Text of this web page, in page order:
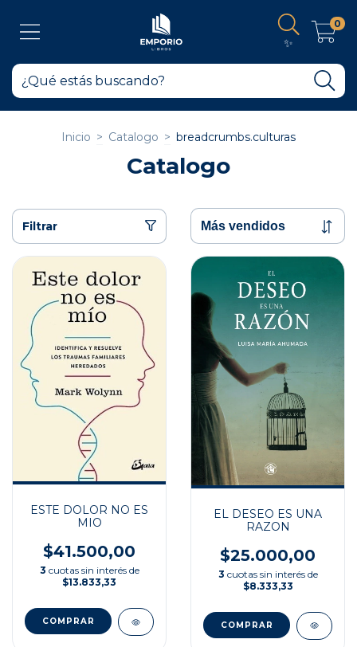
✨
0
Inicio > Catalogo > breadcrumbs.culturas
Catalogo
Filtrar
ESTE DOLOR NO ES
MIO
$41.500,00
3 cuotas sin interés de
$13.833,33
EL DESEO ES UNA
RAZON
$25.000,00
3 cuotas sin interés de
$8.333,33